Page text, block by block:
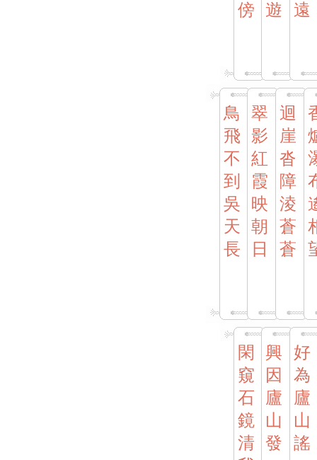
傍
遊
遠
鳥
飛
不
到
吳
天
長
翠
影
紅
霞
映
朝
日
迴
崖
沓
障
淩
蒼
蒼
閑
窺
石
鏡
清
興
因
廬
山
發
好
為
廬
山
謠